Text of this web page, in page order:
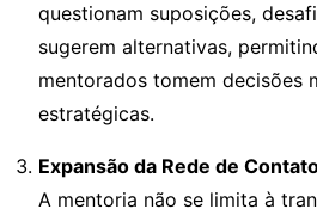
questionam suposições,
sugerem alternativas,
mentorados tomem decisões
estratégicas.
Expansão da Rede de
A mentoria não se limita à